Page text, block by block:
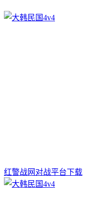
红警战网对战平台下载